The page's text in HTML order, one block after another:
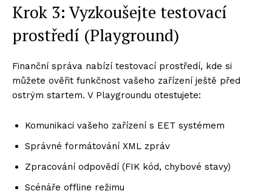
Krok 3: Vyzkoušejte testovací
prostředí (Playground)
Finanční správa nabízí testovací prostředí, kde si
můžete ověřit funkčnost vašeho zařízení ještě před
ostrým startem. V Playgroundu otestujete:
Komunikaci vašeho zařízení s EET systémem
Správné formátování XML zpráv
Zpracování odpovědí (FIK kód, chybové stavy)
Scénáře offline režimu